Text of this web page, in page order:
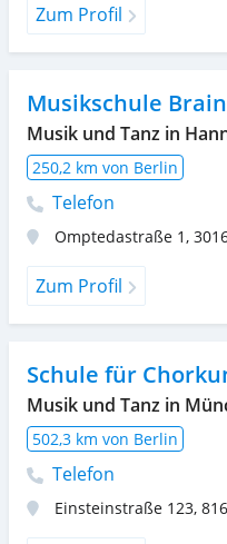
Zum Profil
Musikschule
Musik und Tanz in
250,2 km von Berlin
Telefon
Omptedastraße 1,
Zum Profil
Schule für
Musik und Tanz in
502,3 km von Berlin
Telefon
Einsteinstraße 123,